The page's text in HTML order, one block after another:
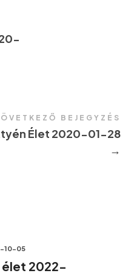
BEJEGYZÉS
Élet 2020-01-28
→
10-05
2022-